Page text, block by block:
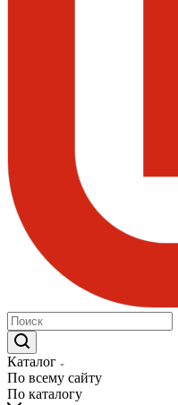
Каталог
По всему сайту
По каталогу